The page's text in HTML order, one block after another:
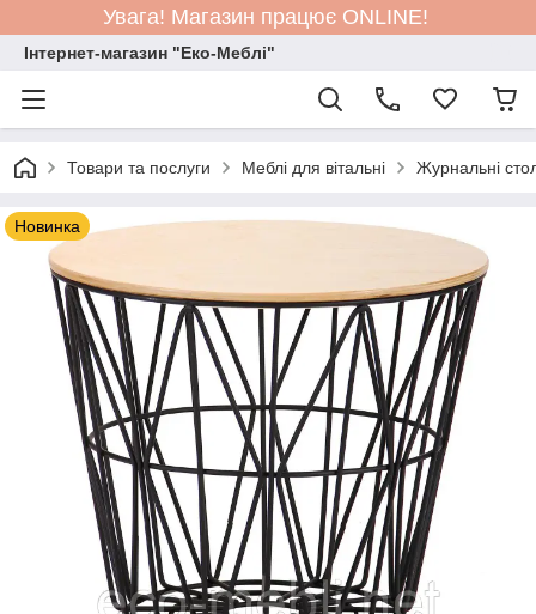
Увага! Магазин працює ONLINE!
Інтернет-магазин "Еко-Меблі"
Товари та послуги Меблі для вітальні Журнальні
Новинка